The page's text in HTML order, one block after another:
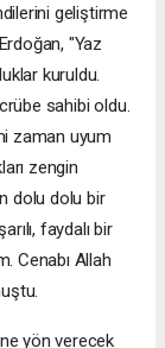
geliştirme
"Yaz
kuruldu.
sahibi oldu.
zaman uyum
zengin
dolu dolu bir
faydalı bir
Cenabı Allah
yön verecek